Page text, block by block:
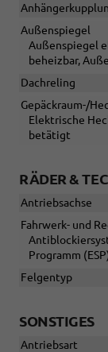
Außenspiegel
Außenspiegel
beheizbar,
Dachreling
Gepäckraum-/
Elektrische
betätigt
RÄDER &
Antriebsachse
Fahrwerk- und
Programm
Felgentyp
SONSTIGES
Antriebsart